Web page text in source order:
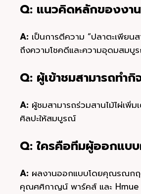
Q: แนวคิดหลักของงา
A: เป็นการตีความ “ปลาตะเพียน
ถึงความโชคดีและความอุดมสมบู
Q: ผู้เข้าชมสามารถทำกิ
A: ผู้ชมสามารถร่วมสานไม้ไผ่เพิ่
ศิลปะให้สมบูรณ์
Q: ใครคือทีมผู้ออกแบ
A: ผลงานออกแบบโดยคุณรณก
คุณศศิกาญน์ พาร์คส์ และ Hmue